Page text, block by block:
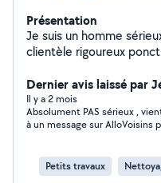
Présentation
Je suis un homme
clientèle rigoureux
bâtiment électricien
site
Dernier avis laissé par
Il y a 2 mois
Absolument PAS sérieux ,
à un message sur AlloVoisins
son nom ni son portable …
de ne pas venir parce qu’il se
Petits travaux